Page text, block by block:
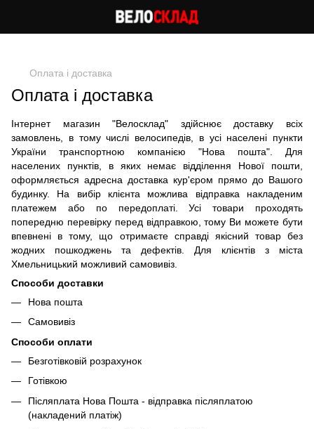
Оплата і доставка
Оплата і доставка
Інтернет магазин "Велосклад" здійснює доставку всіх
замовлень, в тому числі велосипедів, в усі населені пункти
України транспортною компанією "Нова пошта". Для
населених пунктів, в яких немає відділення Нової пошти,
оформляється адресна доставка кур'єром прямо до Вашого
будинку. На вибір клієнта можлива відправка накладеним
платежем або по передоплаті. Усі товари проходять
попередню перевірку перед відправкою, тому Ви можете бути
впевнені в тому, що отримаєте справді якісний товар без
жодних пошкоджень та дефектів. Для клієнтів з міста
Хмельницький можливий самовивіз.
Способи доставки
Нова пошта
Самовивіз
Способи оплати
Безготівковій розрахунок
Готівкою
Післяплата Нова Пошта - відправка післяплатою
(накладений платіж)